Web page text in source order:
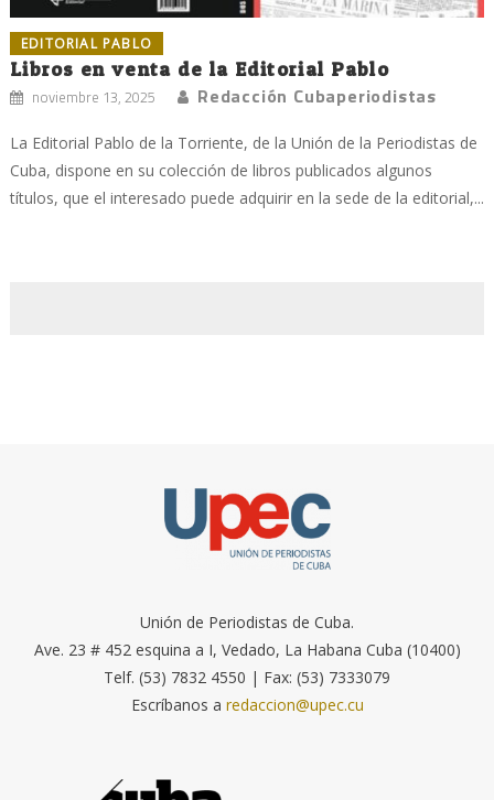
EDITORIAL PABLO
Libros en venta de la Editorial Pablo
noviembre 13, 2025 Redacción Cubaperiodistas
La Editorial Pablo de la Torriente, de la Unión de la Periodistas de
Cuba, dispone en su colección de libros publicados algunos
títulos, que el interesado puede adquirir en la sede de la editorial,...
Unión de Periodistas de Cuba.
Ave. 23 # 452 esquina a I, Vedado, La Habana Cuba (10400)
Telf. (53) 7832 4550 | Fax: (53) 7333079
Escríbanos a redaccion@upec.cu